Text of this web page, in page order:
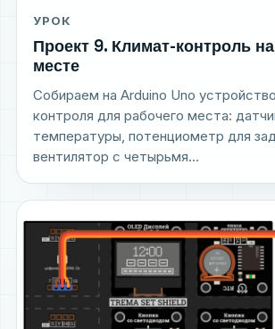
УРОК
Проект 9. Климат-контроль
месте
Собираем на Arduino Uno
контроля для рабочего места:
температуры, потенциометр для
вентилятор с четырьмя...